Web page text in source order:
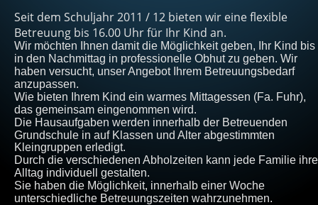
Seit dem Schuljahr 2011 / 12 bieten wir eine flexible
Betreuung bis 16.00 Uhr für Ihr Kind an.
Wir möchten Ihnen damit die Möglichkeit geben, Ihr Kind bis
in den Nachmittag in professionelle Obhut zu geben. Wir
haben versucht, unser Angebot Ihrem Betreuungsbedarf
anzupassen.
Wie bieten Ihrem Kind ein warmes Mittagessen (Fa. Fuhr),
das gemeinsam eingenommen wird.
Die Hausaufgaben werden innerhalb der Betreuenden
Grundschule in auf Klassen und Alter abgestimmten
Kleingruppen erledigt.
Durch die verschiedenen Abholzeiten kann jede Familie
Alltag individuell gestalten.
Sie haben die Möglichkeit, innerhalb einer Woche
unterschiedliche Betreuungszeiten wahrzunehmen.